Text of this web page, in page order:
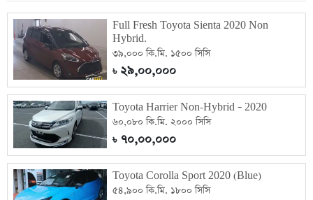
Full Fresh Toyota Sienta 2020 Non
Hybrid.
৩৯,০০০ কি.মি. ১৫০০ সিসি
৳২৯,০০,০০০
Toyota Harrier Non-Hybrid – 2020
৬০,০৮০ কি.মি. ২০০০ সিসি
৳৭০,০০,০০০
Toyota Corolla Sport 2020 (Blue)
৫৪,৯০০ কি.মি. ১৮০০ সিসি